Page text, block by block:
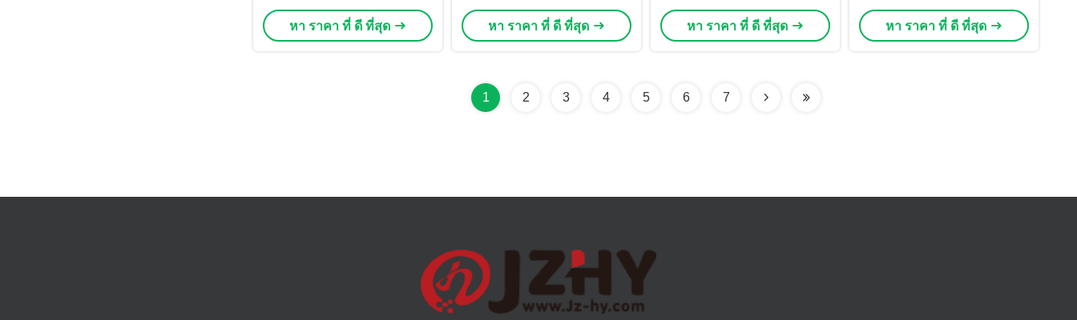
จ์ด้วยความดัน 0-2700 บาร์
รถไฟฟ้าและ 6 เครื่องฉีดทดสอบ
หา ราคา ที่ ดี ที่สุด
พร้อมแรงดันราง 0-2700 บาร์
สำหรับการทดสอบ Euro-3 ถึง
หา ราคา ที่ ดี ที่สุด
ความแม่นยำ 5 บาร์ และควบคุม
อัตโนมัติเต็มรูปแบบ
หา ราคา ที่ ดี ที่สุด
ดัน 0-2200 Bar Rail และพลังงาน
มอเตอร์ 5.5 Kw
หา ราคา ที่ ดี ที่สุด
1 2 3 4 5 6 7